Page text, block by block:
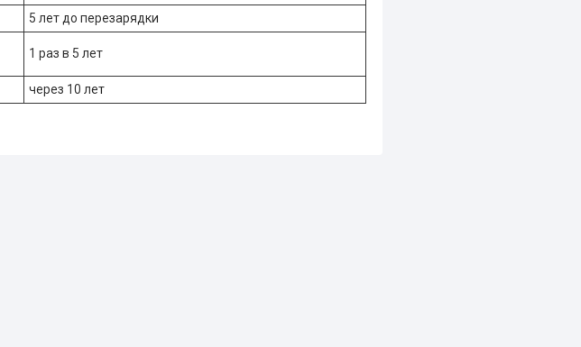
5 лет до перезарядки
1 раз в 5 лет
через 10 лет